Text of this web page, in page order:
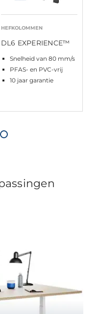
HEFKOLOMMEN
DL6 EXPERIENCE™
Snelheid van 80 mm/s
PFAS- en PVC-vrij
10 jaar garantie